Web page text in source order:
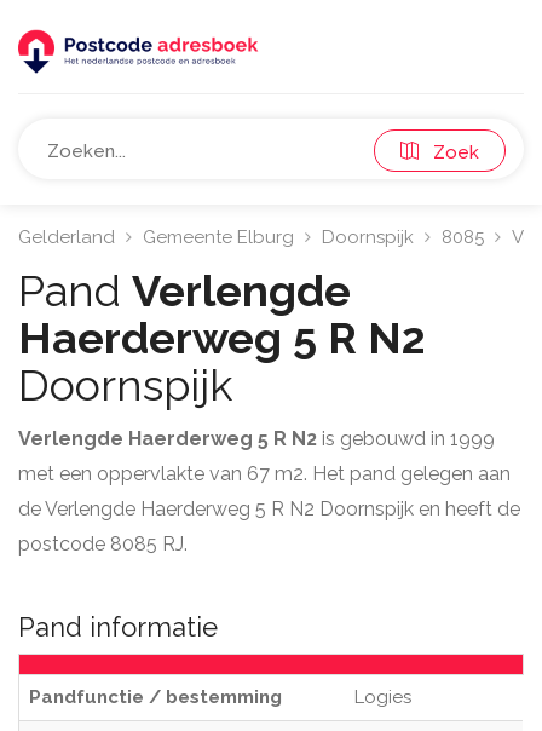
Zoek
Gelderland Gemeente Elburg Doornspijk 8085
Pand Verlengde
Haerderweg 5 R N2
Doornspijk
Verlengde Haerderweg 5 R N2 is gebouwd in 1999
met een oppervlakte van 67 m2. Het pand gelegen aan
de Verlengde Haerderweg 5 R N2 Doornspijk en heeft de
postcode 8085 RJ.
Pand informatie
Pandfunctie / bestemming Logies